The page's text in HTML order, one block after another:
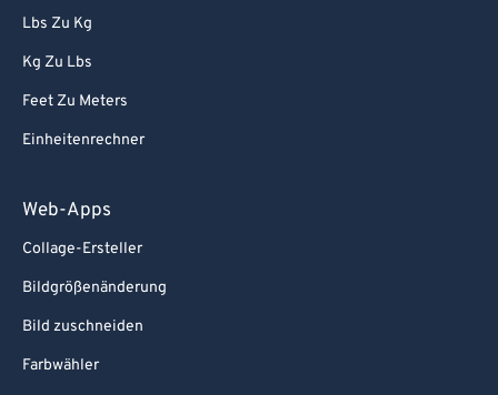
Lbs Zu Kg
Kg Zu Lbs
Feet Zu Meters
Einheitenrechner
Web-Apps
Collage-Ersteller
Bildgrößenänderung
Bild zuschneiden
Farbwähler